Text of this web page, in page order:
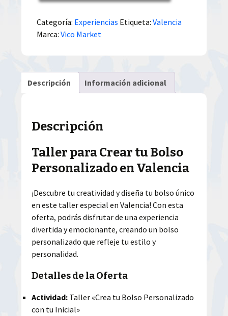
Categoría: Experiencias Etiqueta:Valencia
Marca:Vico Market
Descripción Información adicional
Descripción
Taller para Crear tu Bolso
Personalizado en Valencia
¡Descubre tu creatividad y diseña tu bolso único
en este taller especial en Valencia! Con esta
oferta, podrás disfrutar de una experiencia
divertida y emocionante, creando un bolso
personalizado que refleje tu estilo y
personalidad.
Detalles de la Oferta
Actividad: Taller «Crea tu Bolso Personalizado
con tu Inicial»